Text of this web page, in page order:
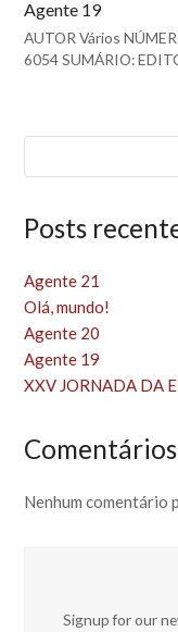
Agente 19
AUTOR Vários
6054 SUMÁRIO:
Posts
Agente 21
Olá, mundo!
Agente 20
Agente 19
XXV JORNADA DA
Comentários
Nenhum comentário
Signup for our